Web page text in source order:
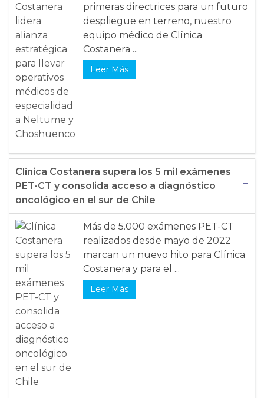
primeras directrices para un futuro
despliegue en terreno, nuestro
equipo médico de Clínica
Costanera ...
Leer Más
Clínica Costanera supera los 5 mil exámenes
PET-CT y consolida acceso a diagnóstico
oncológico en el sur de Chile
Más de 5.000 exámenes PET-CT
realizados desde mayo de 2022
marcan un nuevo hito para Clínica
Costanera y para el ...
Leer Más